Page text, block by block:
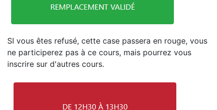
SI vous êtes refusé, cette case passera en rouge, vous
ne participerez pas à ce cours, mais pourrez vous
inscrire sur d'autres cours.